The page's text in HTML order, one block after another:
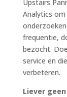
Upstairs
Analytics
frequentie,
bezocht.
service en
verbeteren.
Liever